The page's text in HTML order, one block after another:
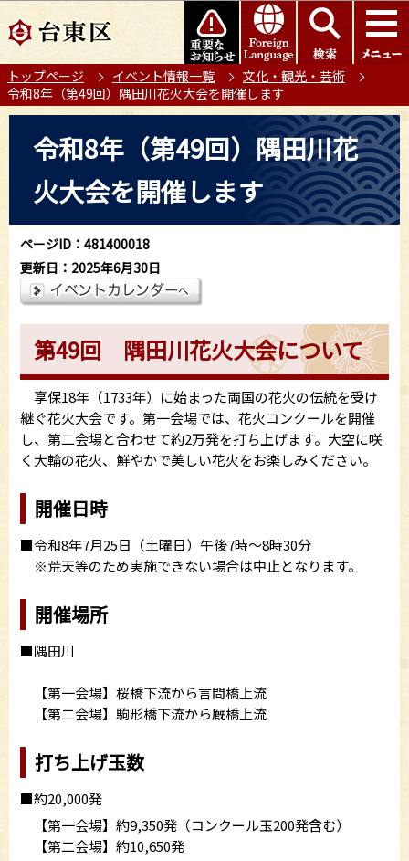
の
ー
ジ
このページの本文へ移動
トップページ イベント情報一覧
文化・観光・芸術
令和8年（第49回）隅田川花火大会を開催します
ら
令和8年（第49回）隅田川花
火大会を開催します
ページID：481400018
更新日：2025年6月30日
第49回 隅田川花火大会について
享保18年（1733年）に始まった両国の花火の伝統を受け
継ぐ花火大会です。第一会場では、花火コンクールを開催
し、第二会場と合わせて約2万発を打ち上げます。大空に咲
く大輪の花火、鮮やかで美しい花火をお楽しみください。
開催日時
■令和8年7月25日（土曜日）午後7時～8時30分
※荒天等のため実施できない場合は中止となります。
開催場所
■隅田川
【第一会場】桜橋下流から言問橋上流
【第二会場】駒形橋下流から厩橋上流
打ち上げ玉数
■約20,000発
【第一会場】約9,350発（コンクール玉200発含む）
【第二会場】約10,650発